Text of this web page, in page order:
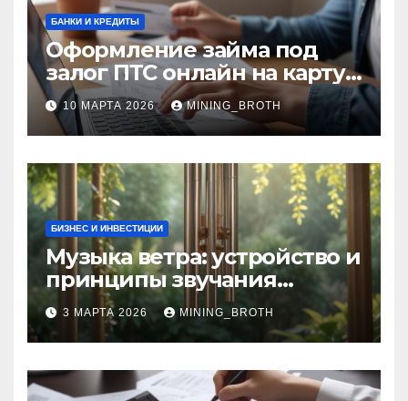
БАНКИ И КРЕДИТЫ
Оформление займа под
залог ПТС онлайн на карту
без визита в офис: порядок,
требования и документы
10 МАРТА 2026 MINING_BROTH
БИЗНЕС И ИНВЕСТИЦИИ
Музыка ветра: устройство и
принципы звучания
колокольчиков
3 МАРТА 2026 MINING_BROTH